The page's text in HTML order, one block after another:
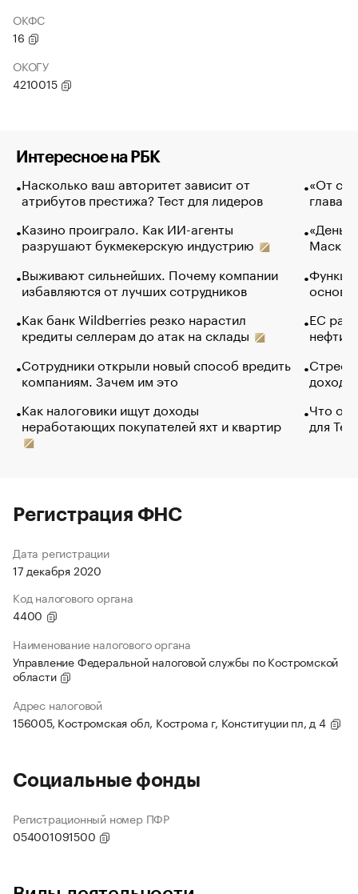
ОКФС
16
ОКОГУ
4210015
Интересное на РБК
Насколько ваш авторитет зависит от
атрибутов престижа? Тест для лидеров
Казино проиграло. Как ИИ-агенты
разрушают букмекерскую индустрию
Выживают сильнейших. Почему компании
избавляются от лучших сотрудников
Как банк Wildberries резко нарастил
кредиты селлерам до атак на склады
Сотрудники открыли новый способ вредить
компаниям. Зачем им это
Как налоговики ищут доходы
неработающих покупателей яхт и квартир
«От
глава
Маск в
основ
ЕС
нефти
Что
для
Регистрация ФНС
Дата регистрации
17 декабря 2020
Код налогового органа
4400
Наименование налогового органа
Управление Федеральной налоговой службы по Костромской
области
Адрес налоговой
156005, Костромская обл, Кострома г, Конституции пл, д 4
Социальные фонды
Регистрационный номер ПФР
054001091500